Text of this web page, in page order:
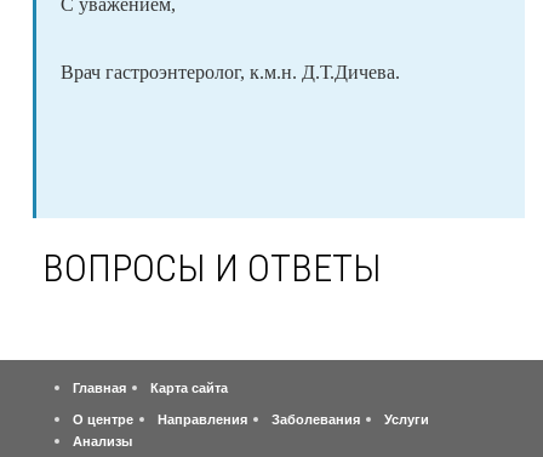
С уважением,
Врач гастроэнтеролог, к.м.н. Д.Т.Дичева.
ВОПРОСЫ И ОТВЕТЫ
Главная
Карта сайта
О центре
Направления Заболевания
Услуги
Анализы